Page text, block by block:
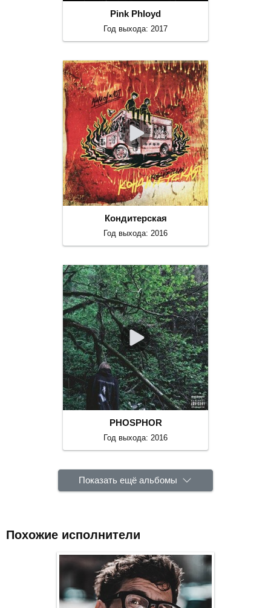
Pink Phloyd
Год выхода: 2017
Кондитерская
Год выхода: 2016
PHOSPHOR
Год выхода: 2016
Показать ещё альбомы
Похожие исполнители